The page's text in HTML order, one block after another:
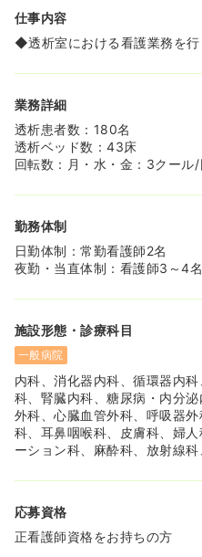
を大切にされている看護師
す。
◆看護配置は7:1をとってお
様の身の回りのお世話はヘ
護師は看護業務に専念して
◆残業時間は月に10時間以
ンスがあり、業務が残って
うことでみんな定時に帰れる
◆384床の一般病床に加え、
ハビリテーション病棟、療
り、急性期から慢性期世紀
生活を支えております。
◆消化器、心臓血管、大動脈
合い、患者さんに最善の治
◆透析治療にも強みがあり、
人と連携しており、関連す
わせると全国で2番目に大き
内科病棟では糖尿病の教育
に興味がある方にもお薦め
仕事内容
◆透析室における看護業務を行
業務詳細
透析患者数：180名
透析ベッド数：43床
回転数：月・水・金：3クール
勤務体制
日勤体制：常勤看護師2名
夜勤・当直体制：看護師3～4
施設形態・診療科目
一般病院
内科、消化器内科、循環器内
科、腎臓内科、糖尿病・内分
外科、心臓血管外科、呼吸器
科、耳鼻咽喉科、皮膚科、婦
ーション科、麻酔科、放射線
応募資格
正看護師資格をお持ちの方